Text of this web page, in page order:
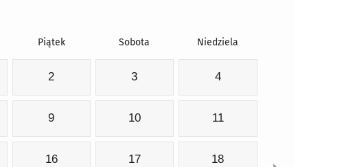
Piątek Sobota Niedziela
2 3 4
9 10 11
16 17 18